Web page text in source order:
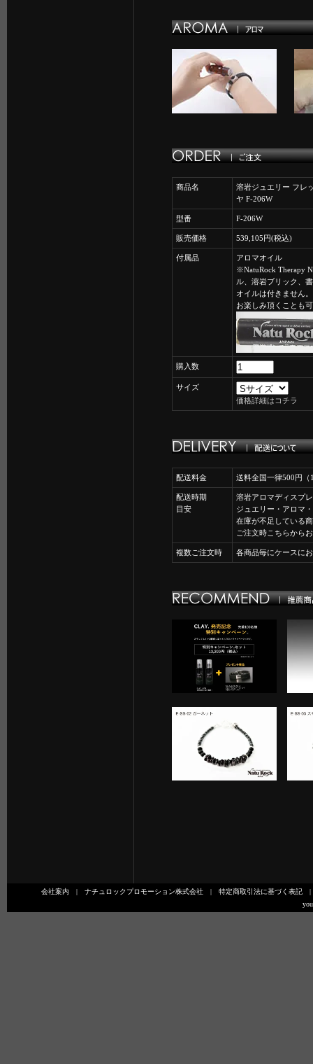
商品名
溶岩ジュエリー フレ
ヤ F-206W
型番 F-206W
販売価格 539,105円(税込)
付属品
アロマオイル
※NatuRock Therapy
ル、溶岩ブリック、
オイルは付きません
お楽しみ頂くことも
購入数
サイズ
価格詳細はコチラ
配送料金 送料全国一律500円
配送時期
目安
溶岩アロマディスプ
ジュエリー・アロマ
在庫が不足している
ご注文時こちらから
複数ご注文時 各商品毎にケースに
会社案内 ナチュロックプロモーション株式会社 特定商取引法に基づく表記